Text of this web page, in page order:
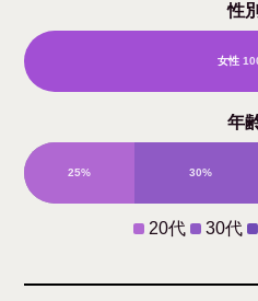
性別
女性
年
25% 30%
20代 30代